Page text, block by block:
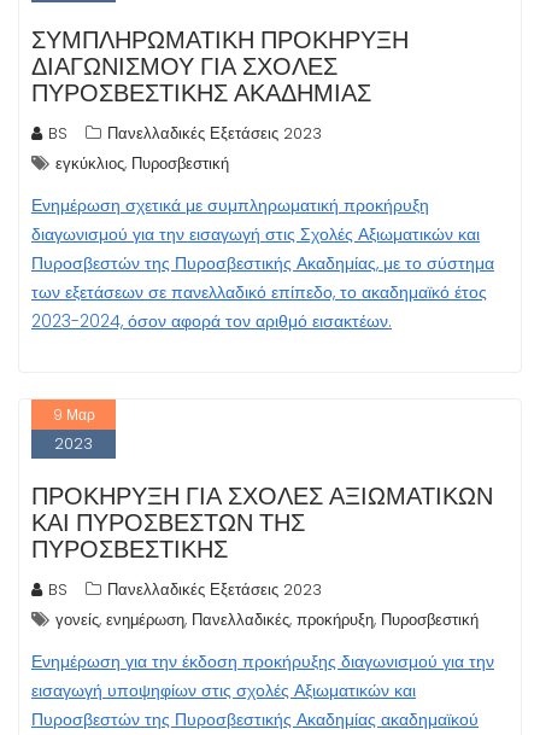
ΣΥΜΠΛΗΡΩΜΑΤΙΚΉ ΠΡΟΚΉΡΥΞΗ
ΔΙΑΓΩΝΙΣΜΟΎ ΓΙΑ ΣΧΟΛΈΣ
ΠΥΡΟΣΒΕΣΤΙΚΉΣ ΑΚΑΔΗΜΊΑΣ
BS
Πανελλαδικές Εξετάσεις 2023
εγκύκλιος, Πυροσβεστική
Ενημέρωση σχετικά με συμπληρωματική προκήρυξη
διαγωνισμού για την εισαγωγή στις Σχολές Αξιωματικών και
Πυροσβεστών της Πυροσβεστικής Ακαδημίας, με το σύστημα
των εξετάσεων σε πανελλαδικό επίπεδο, το ακαδημαϊκό έτος
2023-2024, όσον αφορά τον αριθμό εισακτέων.
9 Μαρ
2023
ΠΡΟΚΉΡΥΞΗ ΓΙΑ ΣΧΟΛΈΣ ΑΞΙΩΜΑΤΙΚΏΝ
ΚΑΙ ΠΥΡΟΣΒΕΣΤΏΝ ΤΗΣ
ΠΥΡΟΣΒΕΣΤΙΚΉΣ
BS
Πανελλαδικές Εξετάσεις 2023
γονείς, ενημέρωση, Πανελλαδικές, προκήρυξη, Πυροσβεστική
Ενημέρωση για την έκδοση προκήρυξης διαγωνισμού για την
εισαγωγή υποψηφίων στις σχολές Αξιωματικών και
Πυροσβεστών της Πυροσβεστικής Ακαδημίας ακαδημαϊκού